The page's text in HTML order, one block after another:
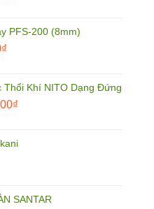
là:
PFS-200 (8mm)
₫Giá
là:
1.500.000₫.
Thổi Khí NITO Dạng Đứng
₫Giá
là:
SANTAR